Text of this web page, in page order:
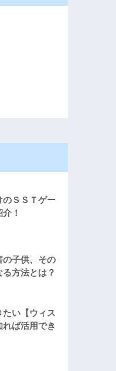
のＳＳＴゲー
！
の子供、その
方法とは？
たい【ウィス
ば活用でき